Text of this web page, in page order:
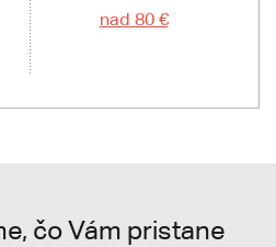
nad 80 €
čo Vám pristane